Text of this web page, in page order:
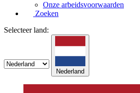
Onze arbeidsvoorwaarden
Zoeken
Selecteer land:
Nederland